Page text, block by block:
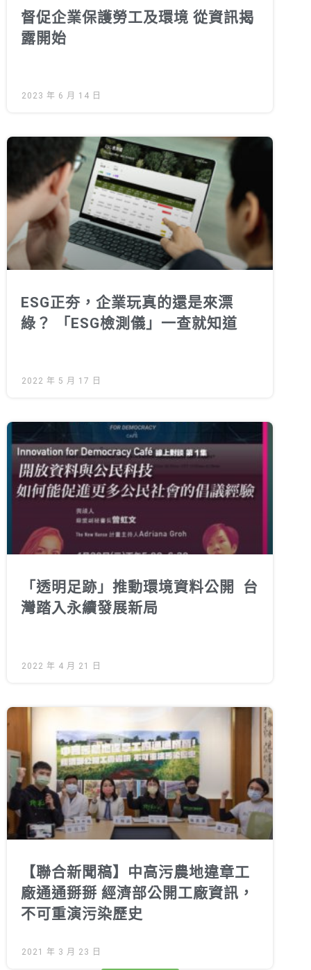
加入志工
督促企業保護勞工及環境 從資訊揭
露開始
2023 年 6 月 14 日
ESG正夯，企業玩真的還是來漂
綠？ 「ESG檢測儀」一查就知道
2022 年 5 月 17 日
「透明足跡」推動環境資料公開 台
灣踏入永續發展新局
2022 年 4 月 21 日
【聯合新聞稿】中高污農地違章工
廠通通掰掰 經濟部公開工廠資訊，
不可重演污染歷史
2021 年 3 月 23 日